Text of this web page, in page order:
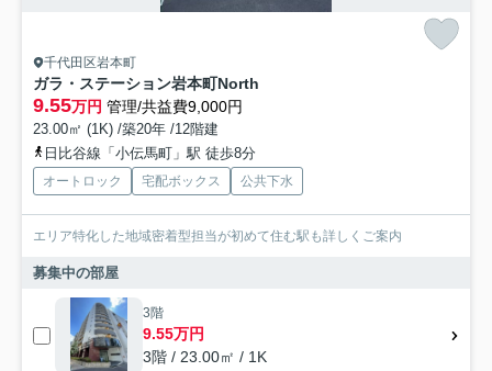
千代田区岩本町
ガラ・ステーション岩本町North
9.55万円 管理/共益費9,000円
23.00㎡ (1K) /築20年 /12階建
日比谷線「小伝馬町」駅 徒歩8分
オートロック 宅配ボックス 公共下水
エリア特化した地域密着型担当が初めて住む駅も詳しくご案内
募集中の部屋
3階
9.55万円
3階 / 23.00㎡ / 1K